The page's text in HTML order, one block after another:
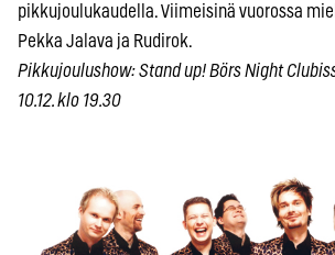
pikkujoulukaudella. Viimeisinä vuorossa
Pekka Jalava ja Rudirok.
Pikkujoulushow: Stand up! Börs Night
10.12. klo 19.30